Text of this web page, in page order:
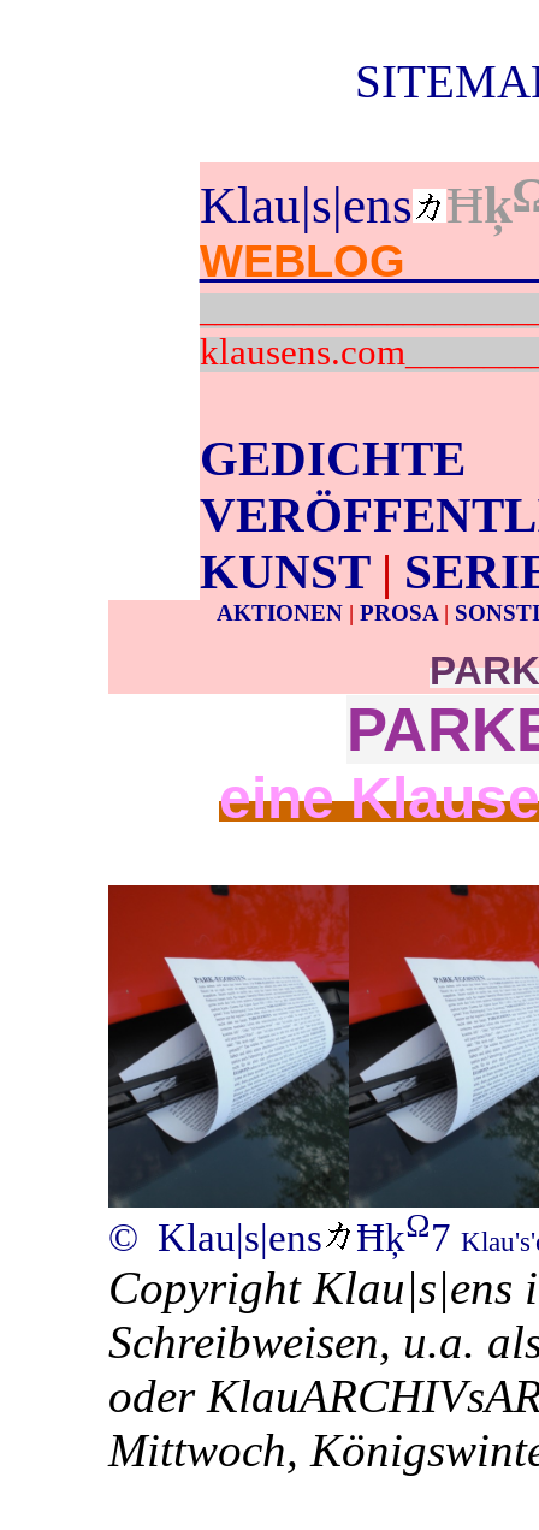
Klau|s|ens Ħķ
klausens.com
KUNST|
AKTIONEN | PROSA |
eine
© Klau|s|ens ĦķΩ7
Copyright Klau|s|ens
Schreibweisen, u.a.
oder
Mittwoch,